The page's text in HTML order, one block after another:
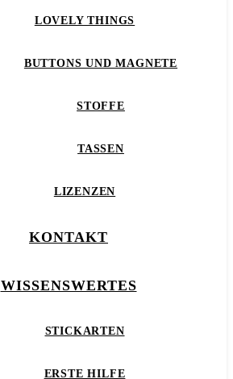
LOVELY THINGS
BUTTONS UND MAGNETE
STOFFE
TASSEN
LIZENZEN
KONTAKT
WISSENSWERTES
STICKARTEN
ERSTE HILFE